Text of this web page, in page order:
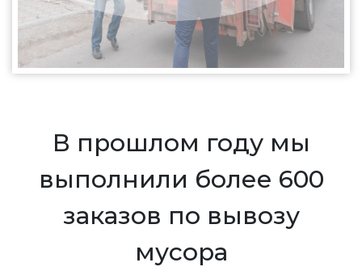
В прошлом году мы
выполнили более 600
заказов по вывозу
мусора